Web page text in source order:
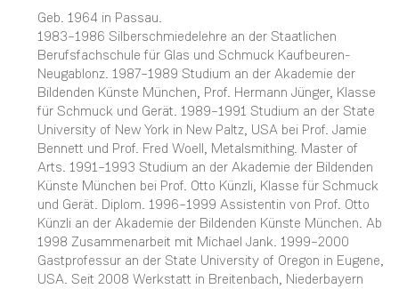
Geb. 1964 in Passau.
1983–1986 Silberschmiedelehre an der Staatlichen
Berufsfachschule für Glas und Schmuck Kaufbeuren-
Neugablonz. 1987–1989 Studium an der Akademie der
Bildenden Künste München, Prof. Hermann Jünger, Klasse
für Schmuck und Gerät. 1989–1991 Studium an der State
University of New York in New Paltz, USA bei Prof. Jamie
Bennett und Prof. Fred Woell, Metalsmithing. Master of
Arts. 1991–1993 Studium an der Akademie der Bildenden
Künste München bei Prof. Otto Künzli, Klasse für Schmuck
und Gerät. Diplom. 1996–1999 Assistentin von Prof. Otto
Künzli an der Akademie der Bildenden Künste München. Ab
1998 Zusammenarbeit mit Michael Jank. 1999–2000
Gastprofessur an der State University of Oregon in Eugene,
USA. Seit 2008 Werkstatt in Breitenbach, Niederbayern